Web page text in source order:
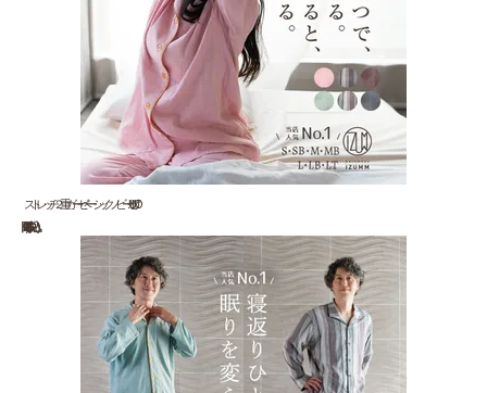
ストレッチ２重ガーゼ ベーシックノビーゼ “UNO” ...
18,920 円(税込)